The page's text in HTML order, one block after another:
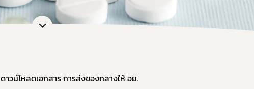
การอนุญาตทะเบียนตำรับ / โฆษณา / หนังสือรับรองยาเสพติดให้โ
หลักเกณฑ์และเงื่อนไขการตรวจประเมินการออกใบอนุญาต/ทะเบียน
แนวทางการขึ้นทะเบียน / หนังสือรับรอง
กฎกระทรวงการอนุญาตมีไว้ในคร
กฎกระทรวงการอนุญาต ยส.5 ที่
กฎกระทรวงการอนุญาต ยส.5 เ
ดาวน์โหลดเอกสาร การส่งของกลางให้ อย.